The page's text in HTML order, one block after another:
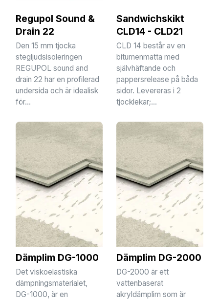
Regupol Sound &
Drain 22
Den 15 mm tjocka
stegljudsisoleringen
REGUPOL sound and
drain 22 har en profilerad
undersida och är idealisk
för...
Sandwichskikt
CLD14 - CLD21
CLD 14 består av en
bitumenmatta med
självhäftande och
pappersrelease på båda
sidor. Levereras i 2
tjocklekar;...
Dämplim DG-1000
Det viskoelastiska
dämpningsmaterialet,
DG-1000, är en
Dämplim DG-2000
DG-2000 är ett
vattenbaserat
akryldämplim som är